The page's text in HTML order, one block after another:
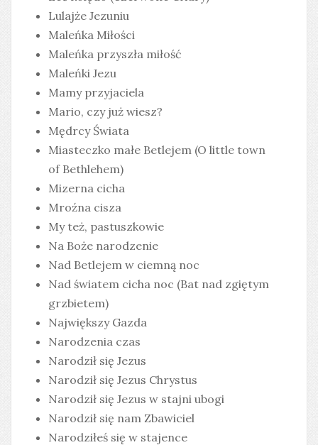
Lulajże Jezuniu
Maleńka Miłości
Maleńka przyszła miłość
Maleńki Jezu
Mamy przyjaciela
Mario, czy już wiesz?
Mędrcy Świata
Miasteczko małe Betlejem (O little town
of Bethlehem)
Mizerna cicha
Mroźna cisza
My też, pastuszkowie
Na Boże narodzenie
Nad Betlejem w ciemną noc
Nad światem cicha noc (Bat nad zgiętym
grzbietem)
Największy Gazda
Narodzenia czas
Narodził się Jezus
Narodził się Jezus Chrystus
Narodził się Jezus w stajni ubogi
Narodził się nam Zbawiciel
Narodziłeś się w stajence